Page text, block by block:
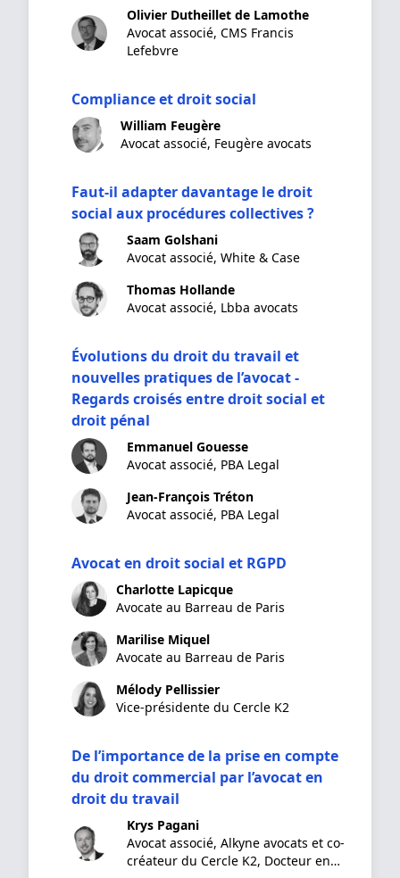
Olivier Dutheillet de Lamothe
Avocat associé, CMS Francis
Lefebvre
Compliance et droit social
William Feugère
Avocat associé, Feugère avocats
Faut-il adapter davantage le droit
social aux procédures collectives ?
Saam Golshani
Avocat associé, White & Case
Thomas Hollande
Avocat associé, Lbba avocats
Évolutions du droit du travail et
nouvelles pratiques de l’avocat -
Regards croisés entre droit social et
droit pénal
Emmanuel Gouesse
Avocat associé, PBA Legal
Jean-François Tréton
Avocat associé, PBA Legal
Avocat en droit social et RGPD
Charlotte Lapicque
Avocate au Barreau de Paris
Marilise Miquel
Avocate au Barreau de Paris
Mélody Pellissier
Vice-présidente du Cercle K2
De l’importance de la prise en compte
du droit commercial par l’avocat en
droit du travail
Krys Pagani
Avocat associé, Alkyne avocats et co-
créateur du Cercle K2, Docteur en